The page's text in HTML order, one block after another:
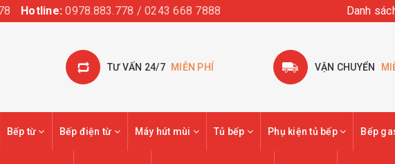
Hotline: 0978.883.778 / 0243 668 7888 Danh
TƯ VẤN 24/7 MIỄN PHÍ VẬN CHUYỂN
Bếp từ Bếp điện từ Máy hút mùi Tủ bếp Phụ kiện tủ bếp Bếp